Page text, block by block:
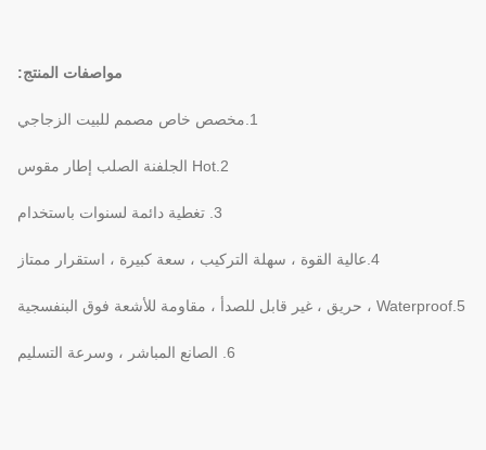
مواصفات المنتج:
1.مخصص خاص مصمم للبيت الزجاجي
2.Hot الجلفنة الصلب إطار مقوس
3. تغطية دائمة لسنوات باستخدام
4.عالية القوة ، سهلة التركيب ، سعة كبيرة ، استقرار ممتاز
5.Waterproof ، حريق ، غير قابل للصدأ ، مقاومة للأشعة فوق البنفسجية
6. الصانع المباشر ، وسرعة التسليم